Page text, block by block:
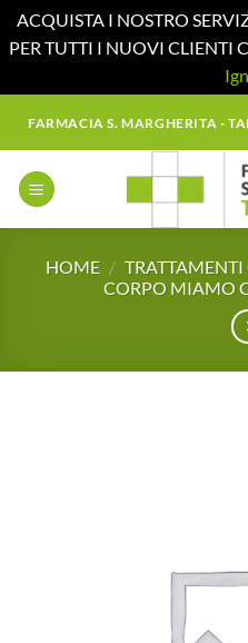
ACQUISTA I NOSTRO
PER TUTTI I NUOVI CLIENTI
FARMACIA S. MARGHERITA -
HOME / TRATTAMENTI
CORPO MIAMO